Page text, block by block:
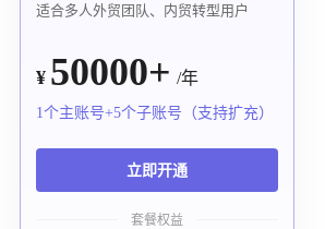
适合多人外贸团队、内贸转型用户
¥ 50000+ /年
1个主账号+5个子账号（支持扩充）
立即开通
套餐权益